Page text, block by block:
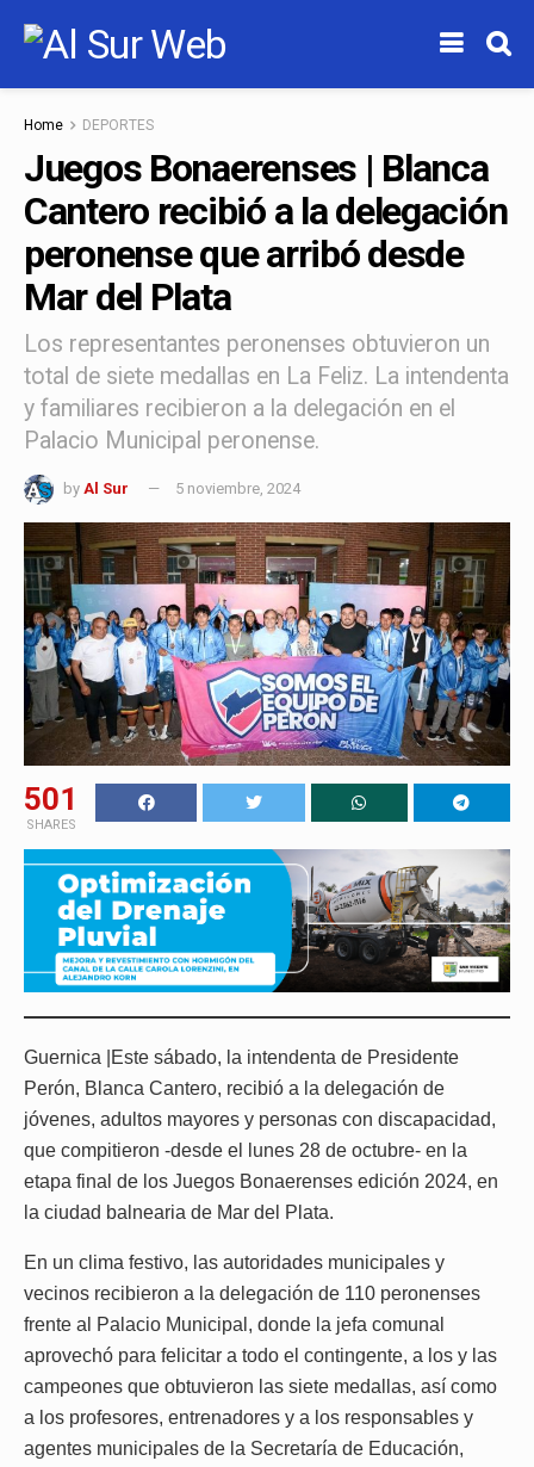
Home DEPORTES
Juegos Bonaerenses | Blanca
Cantero recibió a la delegación
peronense que arribó desde
Mar del Plata
Los representantes peronenses obtuvieron un
total de siete medallas en La Feliz. La intendenta
y familiares recibieron a la delegación en el
Palacio Municipal peronense.
by Al Sur 5 noviembre, 2024
501
SHARES
Guernica |Este sábado, la intendenta de Presidente
Perón, Blanca Cantero, recibió a la delegación de
jóvenes, adultos mayores y personas con discapacidad,
que compitieron -desde el lunes 28 de octubre- en la
etapa final de los Juegos Bonaerenses edición 2024, en
la ciudad balnearia de Mar del Plata.
En un clima festivo, las autoridades municipales y
vecinos recibieron a la delegación de 110 peronenses
frente al Palacio Municipal, donde la jefa comunal
aprovechó para felicitar a todo el contingente, a los y las
campeones que obtuvieron las siete medallas, así como
a los profesores, entrenadores y a los responsables y
agentes municipales de la Secretaría de Educación,